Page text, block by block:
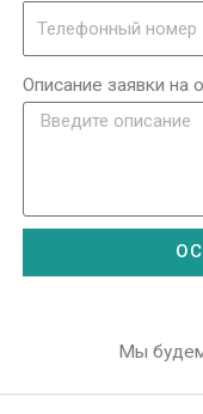
Описание заявки на
Мы